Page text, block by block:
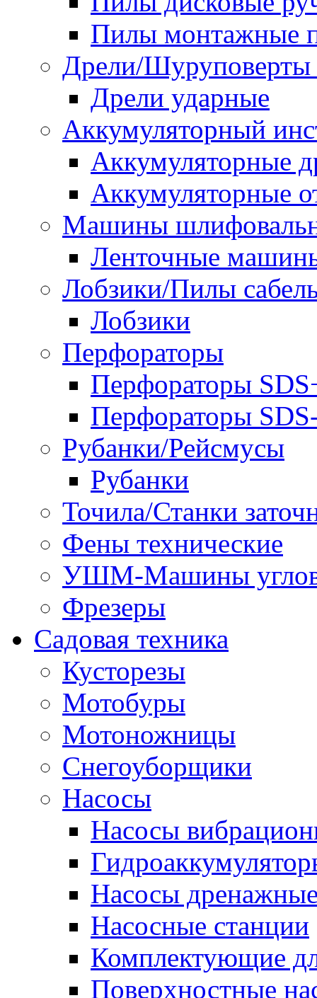
Пилы монтажные
Дрели/Шуруповерты
Дрели ударные
Аккумуляторный
Аккумуляторные
Аккумуляторные
Машины
Ленточные
Лобзики/Пилы
Лобзики
Перфораторы
Перфораторы
Перфораторы
Рубанки/Рейсмусы
Рубанки
Точила/Станки
Фены технические
УШМ-Машины
Фрезеры
Садовая техника
Кусторезы
Мотобуры
Мотоножницы
Снегоуборщики
Насосы
Насосы
Насосы
Насосные станции
Комплектующие
Поверхностные